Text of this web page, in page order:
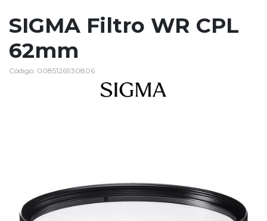
SIGMA Filtro WR CPL
62mm
Código: 0085126930806